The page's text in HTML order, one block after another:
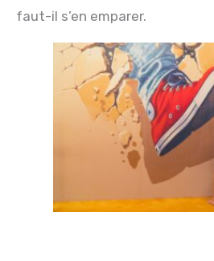
faut-il s’en emparer.